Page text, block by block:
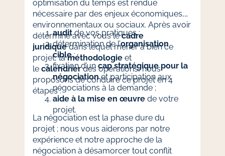
optimisation du temps est rendue
nécessaire par des enjeux économiques,
environnementaux ou sociaux. Après avoir
déterminé avec vous lecadre
juridiquedans lequel mener à bien ce
projet, laméthodologie et
lecalendrierdes opérations, nous
proposons de conduire ce projet en 4
étapes :
auditde vos pratiques ;
détermination de l’organisation
cible;
fixation d’uncap stratégique pour la
négociationet participation aux
négociations à la demande ;
aide à la mise en œuvre de votre
projet.
La négociation est la phase dure du
projet ; nous vous aiderons par notre
expérience et notre approche de la
négociation à désamorcer tout conflit